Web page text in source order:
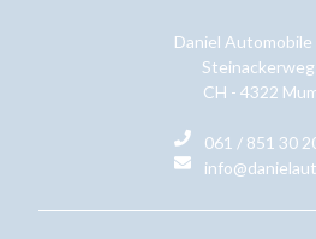
Daniel Automobile
CH - 4322
061 / 851 30